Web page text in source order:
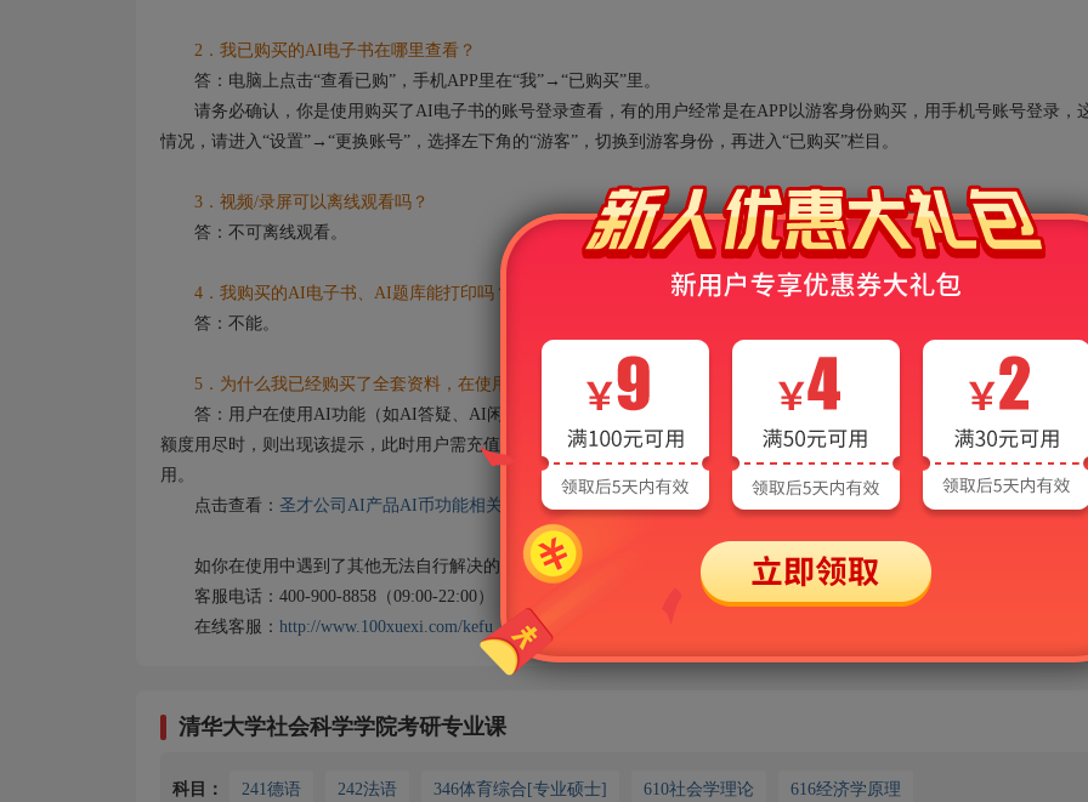
2．我已购买的AI电子书在哪里查看？
答：电脑上点击“查看已购”，手机APP里在“我”→“已购买”里。
请务必确认，你是使用购买了AI电子书的账号登录查看，有的用户经常是在APP以游客身份购买，用手机号账号登录，
情况，请进入“设置”→“更换账号”，选择左下角的“游客”，切换到游客身份，再进入“已购买”栏目。
3．视频/录屏可以离线观看吗？
答：不可离线观看。
4．我购买的AI电子书、AI题库能打印吗？
答：不能。
5．为什么我已经购买了全套资料，在使用AI功能的时候却提示“您的额度已用完，需充值后继续使用”？
答：用户在使用AI功能（如AI答疑、AI闲聊）的过程中，会消耗各种AI算力资源，系统会默认赠送一定的免费额度，当
额度用尽时，则出现该提示，此时用户需充值AI币后才可继续使用AI功能。需要说明的是，出现该提示并不会影响非AI功能
用。
点击查看： 圣才公司AI产品AI币功能相关说明
如你在使用中遇到了其他无法自行解决的问题，请联系客服：
客服电话：400-900-8858（09:00-22:00）
在线客服： http://www.100xuexi.com/kefu
清华大学社会科学学院考研专业课
科目： 241德语 242法语 346体育综合[专业硕士] 610社会学理论 616经济学原理